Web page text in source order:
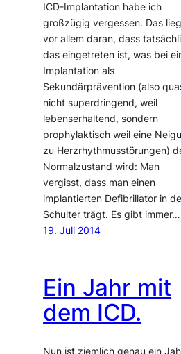
ICD-Implantation habe ich
großzügig vergessen. Das
vor allem daran, dass
das eingetreten ist, was bei
Implantation als
Sekundärprävention (also
nicht superdringend, weil
lebenserhaltend, sondern
prophylaktisch weil eine
zu Herzrhythmusstörungen)
Normalzustand wird: Man
vergisst, dass man einen
implantierten Defibrillator in
Schulter trägt. Es gibt immer…
19. Juli 2014
Ein Jahr mit
dem ICD.
Nun ist ziemlich genau ein